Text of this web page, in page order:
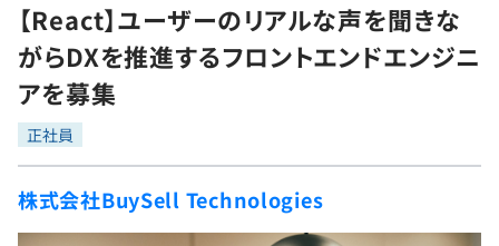
転職成功ガイド
転職エージェント
インタビュー
転職成功ガイド
求人検索
本選考
インターン
新卒エージェント
学習
問題集
4択課題
プログラミング言語
ゲーム・マンガ
Tech Team Journal
paizaとは？
【React】ユーザーのリアルな声を聞きな
がらDXを推進するフロントエンドエンジニ
アを募集
正社員
株式会社BuySell Technologies